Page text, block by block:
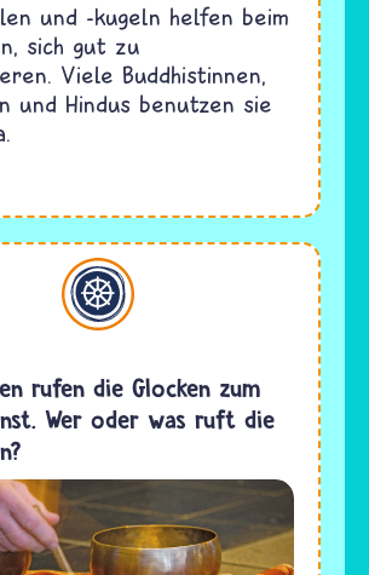
und -kugeln helfen beim
sich gut zu
Viele Buddhistinnen,
und Hindus benutzen sie
rufen die Glocken zum
Wer oder was ruft die